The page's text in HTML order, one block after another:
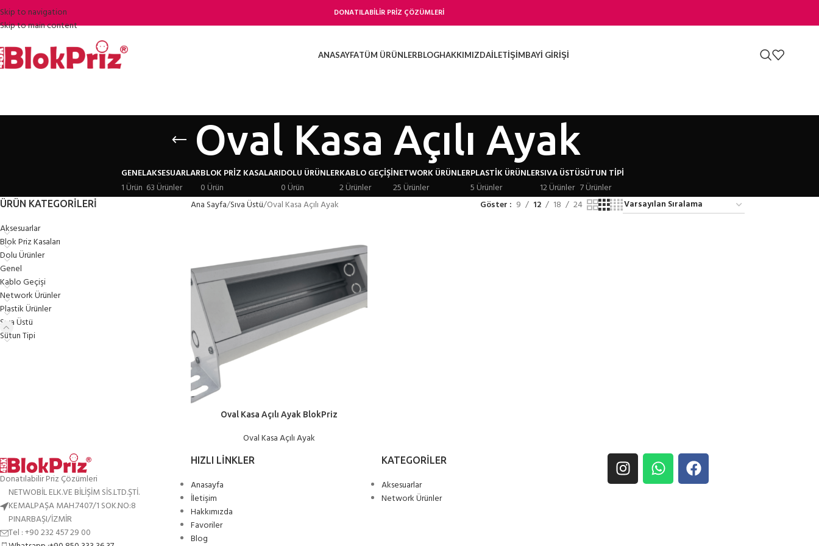
Skip to navigation
Skip to main content
DONATILABİLİR PRİZ ÇÖZÜMLERİ
ANASAYFATÜM ÜRÜNLERBLOGHAKKIMIZDAİLETIŞIMBAYI GIRIŞI
Oval Kasa Açılı Ayak
GENEL
1 Ürün
AKSESUARLAR
63 Ürünler
BLOK PRIZ KASALARI
0 Ürün
DOLU ÜRÜNLER
0 Ürün
KABLO GEÇIŞI
2 Ürünler
NETWORK ÜRÜNLER
25 Ürünler
PLASTIK ÜRÜNLER
5 Ürünler
SIVA ÜSTÜ
12 Ürünler
SÜTUN TIPI
7 Ürünler
ÜRÜN KATEGORILERI
Aksesuarlar
Blok Priz Kasaları
Dolu Ürünler
Genel
Kablo Geçişi
Network Ürünler
Plastik Ürünler
Sıva Üstü
Sütun Tipi
Ana Sayfa Sıva Üstü Oval Kasa Açılı Ayak Göster 9 12 18 24
Oval Kasa Açılı Ayak BlokPriz
Oval Kasa Açılı Ayak
Donatılabilir Priz Çözümleri
NETWOBİL ELK.VE BİLİŞİM SİS.LTD.ŞTİ.
KEMALPAŞA MAH.7407/1 SOK.NO:8
PINARBAŞI/İZMİR
Tel : +90 232 457 29 00
HIZLI LINKLER
Anasayfa
İletişim
Hakkımızda
Favoriler
Blog
KATEGORILER
Aksesuarlar
Network Ürünler